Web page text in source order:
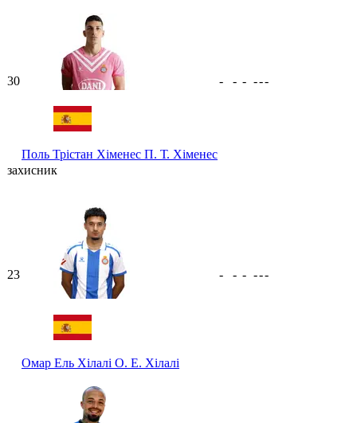
30
Поль Трістан Хіменес П. Т. Хіменес
- - - ---
захисник
23
Омар Ель Хілалі О. Е. Хілалі
- - - ---